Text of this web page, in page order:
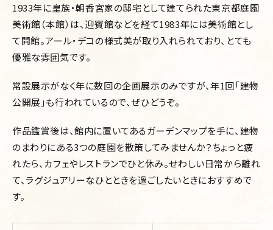
1933年に皇族・朝香宮家の邸宅として建てられた東京都庭園
美術館（本館）は、迎賓館などを経て1983年には美術館とし
て開館。アール・デコの様式美が取り入れられており、とても
優雅な雰囲気です。
常設展示がなく年に数回の企画展示のみですが、年1回「建物
公開展」も行われているので、ぜひどうぞ。
作品鑑賞後は、館内に置いてあるガーデンマップを手に、建物
のまわりにある3つの庭園を散策してみませんか？ちょっと疲
れたら、 カフェやレストランでひと休み。せわしい日常から離れ
て、ラグジュアリーなひとときを過ごしたいときにおすすめで
す。